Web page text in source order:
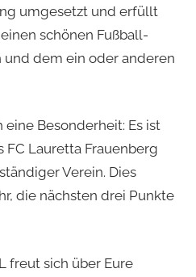
umgesetzt und erfüllt
schönen Fußball-
dem ein oder anderen
eine Besonderheit: Es ist
FC Lauretta Frauenberg
Verein. Dies
die nächsten drei Punkte
freut sich über Eure